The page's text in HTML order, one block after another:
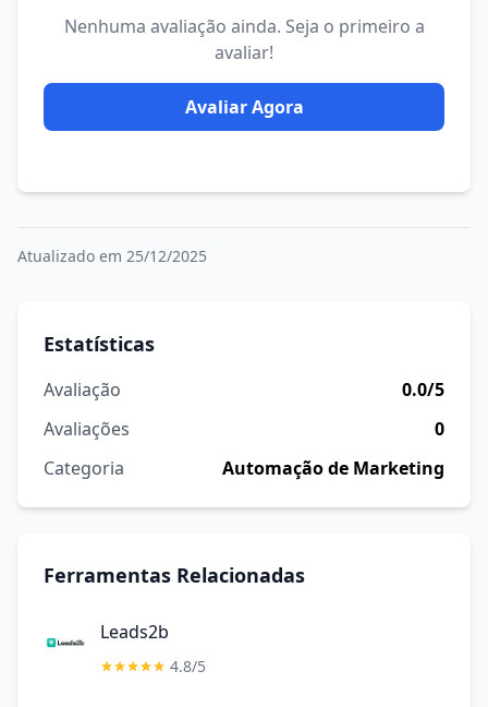
Nenhuma avaliação ainda. Seja o primeiro a
avaliar!
Avaliar Agora
Atualizado em 25/12/2025
Estatísticas
Avaliação
0.0/5
Avaliações
0
Categoria
Automação de Marketing
Ferramentas Relacionadas
Leads2b
4.8/5